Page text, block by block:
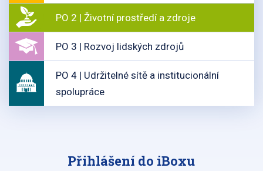
PO 2 | Životní prostředí a zdroje
PO 3 | Rozvoj lidských zdrojů
PO 4 | Udržitelné sítě a institucionální
spolupráce
Přihlášení do iBoxu